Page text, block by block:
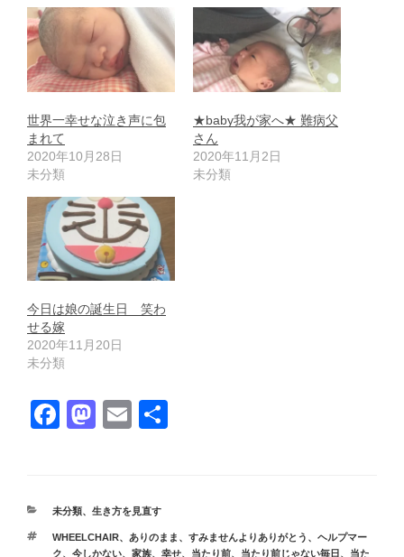
世界一幸せな泣き声に包
まれて
2020年10月28日
未分類
★baby我が家へ★ 難病父
さん
2020年11月2日
未分類
今日は娘の誕生日 笑わ
せる嫁
2020年11月20日
未分類
F
e
b
M
o
d
E
カ
ゴ
未分類、 生き方を見直す
タ
グ
WHEELCHAIR、 ありのまま 、 すみませんよりありがとう 、 ヘルプマー
ク、 今しかない、 家族、 幸せ、 当たり前、 当たり前じゃない毎日 、
当た